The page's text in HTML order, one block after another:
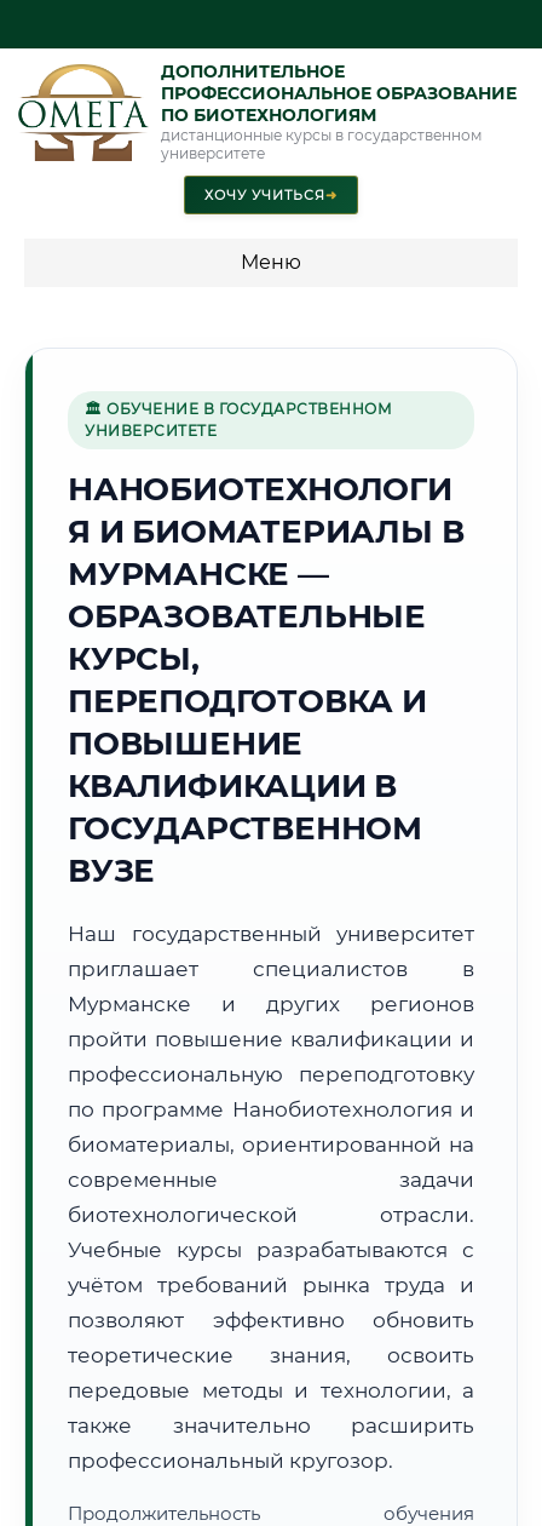
ДОПОЛНИТЕЛЬНОЕ
ПРОФЕССИОНАЛЬНОЕ ОБРАЗОВАНИЕ
ПО БИОТЕХНОЛОГИЯМ
дистанционные курсы в государственном
университете
ХОЧУ УЧИТЬСЯ➜
Меню
🧊
Г. МУРМАНСК
11:54:46
Погода в г. Мурманск: ⛅ +37°C Переменная облачность
🌅 Восход:
📍 Региональная справка
Субъект:
Почтовые индексы:
183000–183999
Часовой пояс:
МСК (UTC+3)
Формат учебы:
Дистанционно
🗺️ Зона обслуживания: г. Мурманск
Расчет логистики оригиналов:
~2 621 км
• Экспресс-доставка СДЭК / Почтой:4–6 рабочих дней
📜 Документы и аккредитация ФИС ФРДО
🔍Нажмите на документ для увеличения и просмотра
🏛 ОБУЧЕНИЕ В ГОСУДАРСТВЕННОМ
УНИВЕРСИТЕТЕ
НАНОБИОТЕХНОЛОГИ
Я И БИОМАТЕРИАЛЫ В
МУРМАНСКЕ —
ОБРАЗОВАТЕЛЬНЫЕ
КУРСЫ,
ПЕРЕПОДГОТОВКА И
ПОВЫШЕНИЕ
КВАЛИФИКАЦИИ В
ГОСУДАРСТВЕННОМ
ВУЗЕ
Наш государственный университет
приглашает специалистов в
Мурманске и других регионов
пройти повышение квалификации и
профессиональную переподготовку
по программе Нанобиотехнология и
биоматериалы, ориентированной на
современные задачи
биотехнологической отрасли.
Учебные курсы разрабатываются с
учётом требований рынка труда и
позволяют эффективно обновить
теоретические знания, освоить
передовые методы и технологии, а
также значительно расширить
профессиональный кругозор.
Продолжительность обучения